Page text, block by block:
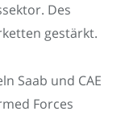
Des
gestärkt.
Saab und CAE
Forces